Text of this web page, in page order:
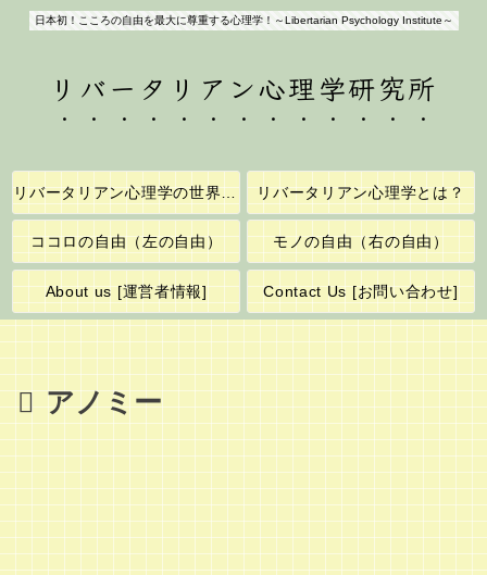
日本初！こころの自由を最大に尊重する心理学！～Libertarian Psychology Institute～
リバータリアン心理学研究所
リバータリアン心理学の世界へようこそ！ リバータリアン心理学とは？
ココロの自由（左の自由） モノの自由（右の自由）
About us [運営者情報] Contact Us [お問い合わせ]
アノミー